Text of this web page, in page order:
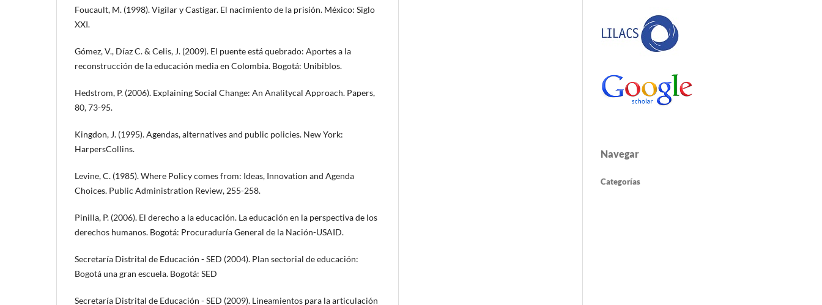
Foucault, M. (1998). Vigilar y Castigar. El nacimiento de la prisión. México: Siglo
XXI.
Gómez, V., Díaz C. & Celis, J. (2009). El puente está quebrado: Aportes a la
reconstrucción de la educación media en Colombia. Bogotá: Unibiblos.
Hedstrom, P. (2006). Explaining Social Change: An Analitycal Approach. Papers,
80, 73-95.
Kingdon, J. (1995). Agendas, alternatives and public policies. New York:
HarpersCollins.
Levine, C. (1985). Where Policy comes from: Ideas, Innovation and Agenda
Choices. Public Administration Review, 255-258.
Pinilla, P. (2006). El derecho a la educación. La educación en la perspectiva de los
derechos humanos. Bogotá: Procuraduría General de la Nación-USAID.
Secretaría Distrital de Educación - SED (2004). Plan sectorial de educación:
Bogotá una gran escuela. Bogotá: SED
Secretaría Distrital de Educación - SED (2009). Lineamientos para la articulación
Navegar
Categorías